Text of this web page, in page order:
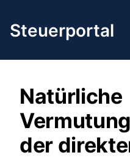
Inhalt
springen
Steuerportal
Natürliche
der